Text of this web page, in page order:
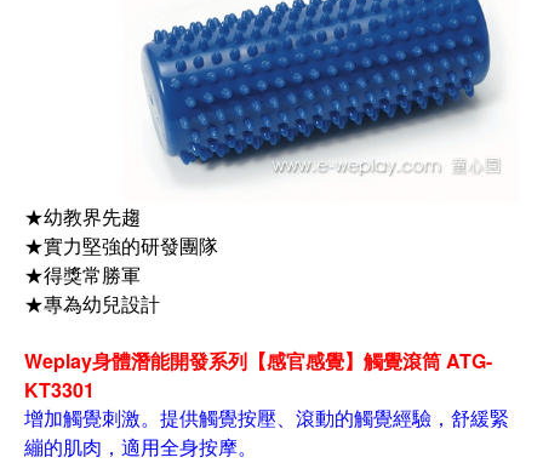
★幼教界先趨
★實力堅強的研發團隊
★得獎常勝軍
★專為幼兒設計
Weplay身體潛能開發系列【感官感覺】觸覺滾筒 ATG-
KT3301
增加觸覺刺激。提供觸覺按壓、滾動的觸覺經驗，舒緩緊
繃的肌肉，適用全身按摩。